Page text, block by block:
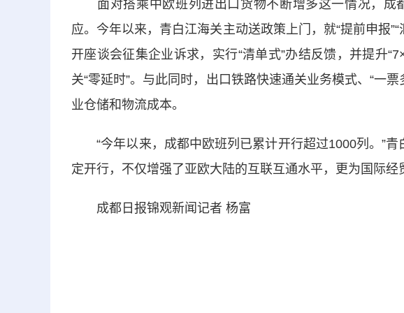
面对搭乘中欧班列进出口货物不断增多这一情况，成
应。今年以来，青白江海关主动送政策上门，就“提前申报
开座谈会征集企业诉求，实行“清单式”办结反馈，并提升
关“零延时”。与此同时，出口铁路快速通关业务模式、“一
业仓储和物流成本。
“今年以来，成都中欧班列已累计开行超过1000列。”青
定开行，不仅增强了亚欧大陆的互联互通水平，更为国际
成都日报锦观新闻记者 杨富